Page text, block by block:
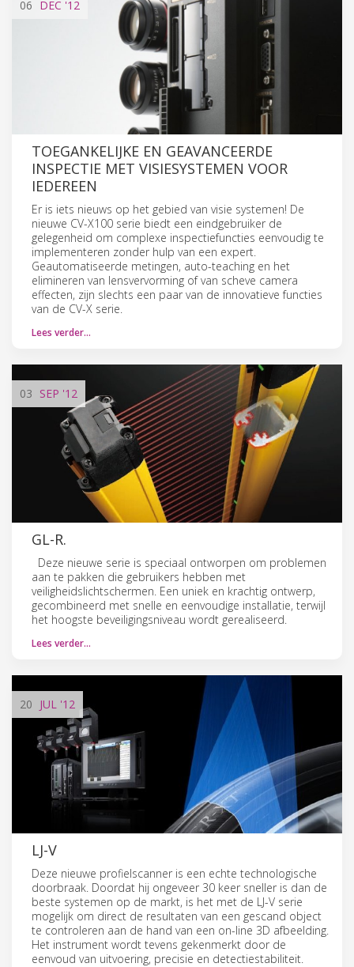
06 DEC '12
TOEGANKELIJKE EN GEAVANCEERDE
INSPECTIE MET VISIESYSTEMEN VOOR
IEDEREEN
Er is iets nieuws op het gebied van visie systemen! De
nieuwe CV-X100 serie biedt een eindgebruiker de
gelegenheid om complexe inspectiefuncties eenvoudig te
implementeren zonder hulp van een expert.
Geautomatiseerde metingen, auto-teaching en het
elimineren van lensvervorming of van scheve camera
effecten, zijn slechts een paar van de innovatieve functies
van de CV-X serie.
Lees verder…
03 SEP '12
GL-R.
Deze nieuwe serie is speciaal ontworpen om problemen
aan te pakken die gebruikers hebben met
veiligheidslichtschermen. Een uniek en krachtig ontwerp,
gecombineerd met snelle en eenvoudige installatie, terwijl
het hoogste beveiligingsniveau wordt gerealiseerd.
Lees verder…
20 JUL '12
LJ-V
Deze nieuwe profielscanner is een echte technologische
doorbraak. Doordat hij ongeveer 30 keer sneller is dan de
beste systemen op de markt, is het met de LJ-V serie
mogelijk om direct de resultaten van een gescand object
te controleren aan de hand van een on-line 3D afbeelding.
Het instrument wordt tevens gekenmerkt door de
eenvoud van uitvoering, precisie en detectiestabiliteit.